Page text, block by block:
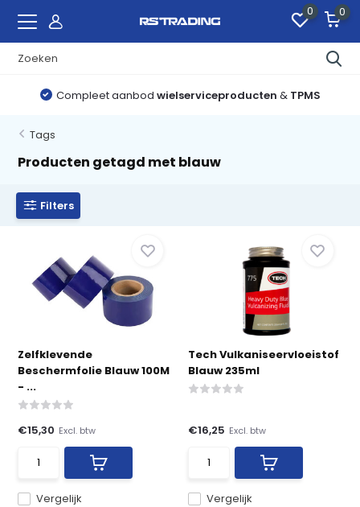
0 0
Compleet aanbod wielserviceproducten & TPMS
Tags
Producten getagd met blauw
Filters
Zelfklevende
Beschermfolie Blauw 100M
- ...
Vergelijk
€15,30 Excl. btw
Tech Vulkaniseervloeistof
Blauw 235ml
Vergelijk
€16,25 Excl. btw